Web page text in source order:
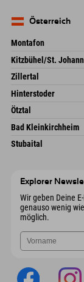
Deutschland
Österreich
Montafon
Dorfstr. 127b
6793 Gaschurn/
Österreich
Kitzbühel/St. Johann
Speckbacherstraße
Österreich
Zillertal
Schmiedau 2
6272 Kaltenbach im
Österreich
Hinterstoder
Freizeitpark 10
Österreich
Ötztal
Gscheat 14
6441 Umhausen
Österreich
Bad Kleinkirchheim
Dorfstraße 24
Stubaital
Explorer
Wir geben Deine
genauso wenig
möglich.